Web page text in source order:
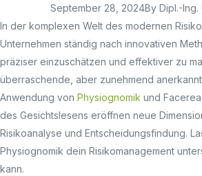
September 28, 2024ByDipl.-Ing.
In der komplexen Welt des modernen
Unternehmen ständig nach innovativen
präziser einzuschätzen und effektiver zu
überraschende, aber zunehmend
Anwendung von Physiognomik und
des Gesichtslesens eröffnen neue
Risikoanalyse und Entscheidungsfindung.
Physiognomik dein Risikomanagement
kann.